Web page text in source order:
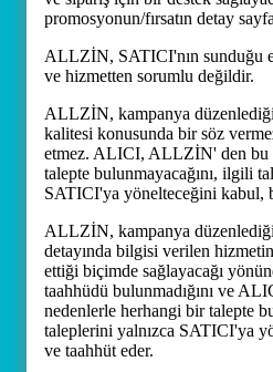
promosyonun/fırsatın detay
ALLZİN, SATICI'nın sunduğu
ve hizmetten sorumlu değildir.
ALLZİN, kampanya
kalitesi konusunda bir söz
etmez. ALICI, ALLZİN' den bu
talepte bulunmayacağını, ilgili
SATICI'ya yönelteceğini kabul,
ALLZİN, kampanya
detayında bilgisi verilen
ettiği biçimde sağlayacağı
taahhüdü bulunmadığını ve
nedenlerle herhangi bir talepte
taleplerini yalnızca SATICI'ya
ve taahhüt eder.